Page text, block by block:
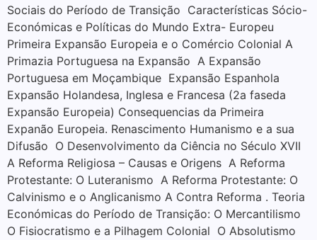
Sociais do Período de Transição Características Sócio-
Económicas e Políticas do Mundo Extra- Europeu
Primeira Expansão Europeia e o Comércio Colonial A
Primazia Portuguesa na Expansão A Expansão
Portuguesa em Moçambique Expansão Espanhola
Expansão Holandesa, Inglesa e Francesa (2a faseda
Expansão Europeia) Consequencias da Primeira
Expanão Europeia. Renascimento Humanismo e a sua
Difusão O Desenvolvimento da Ciência no Século XVII
A Reforma Religiosa – Causas e Origens A Reforma
Protestante: O Luteranismo A Reforma Protestante: O
Calvinismo e o Anglicanismo A Contra Reforma . Teoria
Económicas do Período de Transição: O Mercantilismo
O Fisiocratismo e a Pilhagem Colonial O Absolutismo